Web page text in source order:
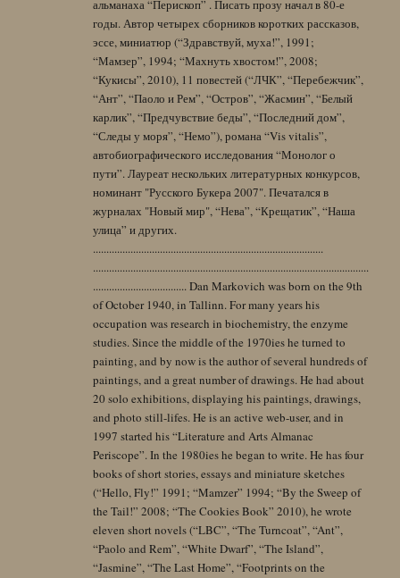
альманаха “Перископ” . Писать прозу начал в 80-е
годы. Автор четырех сборников коротких рассказов,
эссе, миниатюр (“Здравствуй, муха!”, 1991;
“Мамзер”, 1994; “Махнуть хвостом!”, 2008;
“Кукисы”, 2010), 11 повестей (“ЛЧК”, “Перебежчик”,
“Ант”, “Паоло и Рем”, “Остров”, “Жасмин”, “Белый
карлик”, “Предчувствие беды”, “Последний дом”,
“Следы у моря”, “Немо”), романа “Vis vitalis”,
автобиографического исследования “Монолог о
пути”. Лауреат нескольких литературных конкурсов,
номинант "Русского Букера 2007". Печатался в
журналах "Новый мир", “Нева”, “Крещатик”, “Наша
улица” и других.
......................................................................................
.......................................................................................................
................................... Dan Markovich was born on the 9th
of October 1940, in Tallinn. For many years his
occupation was research in biochemistry, the enzyme
studies. Since the middle of the 1970ies he turned to
painting, and by now is the author of several hundreds of
paintings, and a great number of drawings. He had about
20 solo exhibitions, displaying his paintings, drawings,
and photo still-lifes. He is an active web-user, and in
1997 started his “Literature and Arts Almanac
Periscope”. In the 1980ies he began to write. He has four
books of short stories, essays and miniature sketches
(“Hello, Fly!” 1991; “Mamzer” 1994; “By the Sweep of
the Tail!” 2008; “The Cookies Book” 2010), he wrote
eleven short novels (“LBC”, “The Turncoat”, “Ant”,
“Paolo and Rem”, “White Dwarf”, “The Island”,
“Jasmine”, “The Last Home”, “Footprints on the